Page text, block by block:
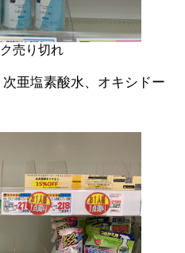
売り切れ
亜塩素酸水、オキシドー